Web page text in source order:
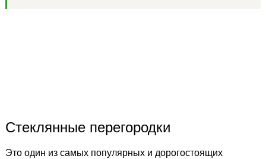
Стеклянные перегородки
Это один из самых популярных и дорогостоящих